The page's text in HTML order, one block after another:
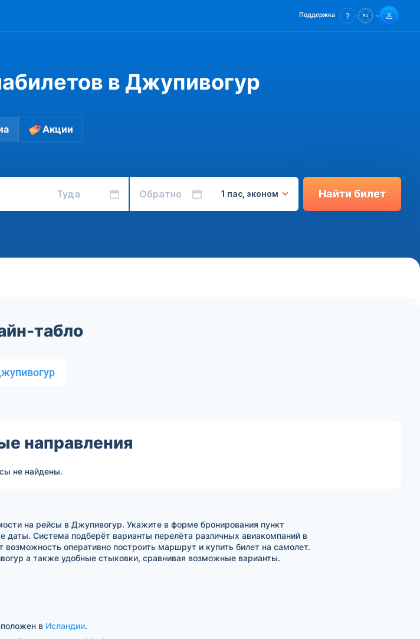
Поддержка
в Джупивогур
Акции
Туда Обратно 1 пас, эконом Найти билет
табло
направления
не найдены.
на рейсы в Джупивогур. Укажите в форме бронирования пункт
Система подберёт варианты перелёта различных авиакомпаний в
оперативно построить маршрут и купить билет на самолет.
а также удобные стыковки, сравнивая возможные варианты.
в Исландии.